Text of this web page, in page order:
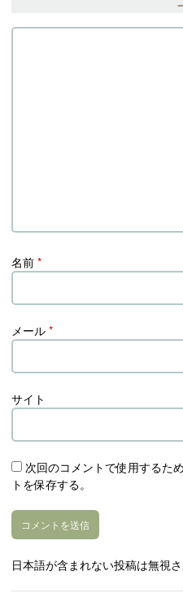
名前 *
メール *
サイト
次回のコメントで使用するた
トを保存する。
日本語が含まれない投稿は無視